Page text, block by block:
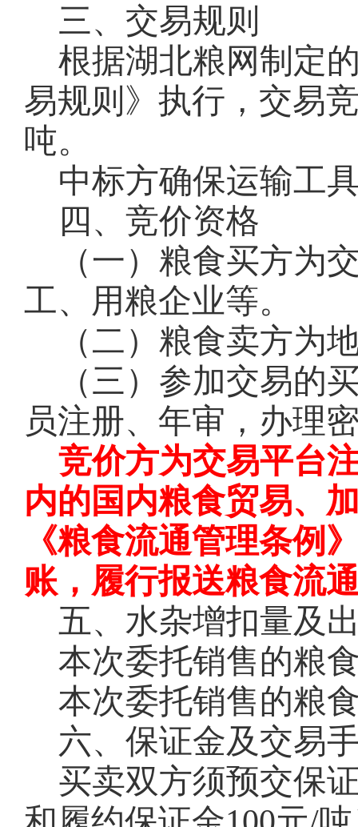
三、交易规则
根据湖北粮网制定
易规则》执行，交易
吨。
中标方确保运输工
四、竞价资格
（一）粮食买方为
工、用粮企业等。
（二）粮食卖方为
（三）参加交易的
员注册、年审，办理
竞价方为交易平台
内的国内粮食贸易、
《粮食流通管理条例
账，履行报送粮食流
五、水杂增扣量及
本次委托销售的粮
本次委托销售的粮
六、保证金及交易
买卖双方须预交保